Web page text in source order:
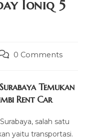
Ioniq 5
0 Comments
Temukan
Rent Car
salah satu
yaitu transportasi.